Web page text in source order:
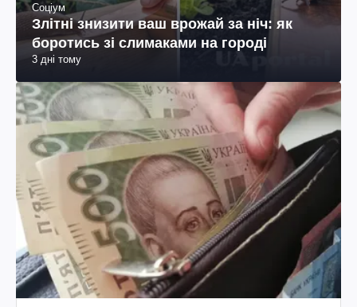
Соціум
Злітні знизити ваш врожай за ніч: як
боротись зі слимаками на городі
3 дні тому